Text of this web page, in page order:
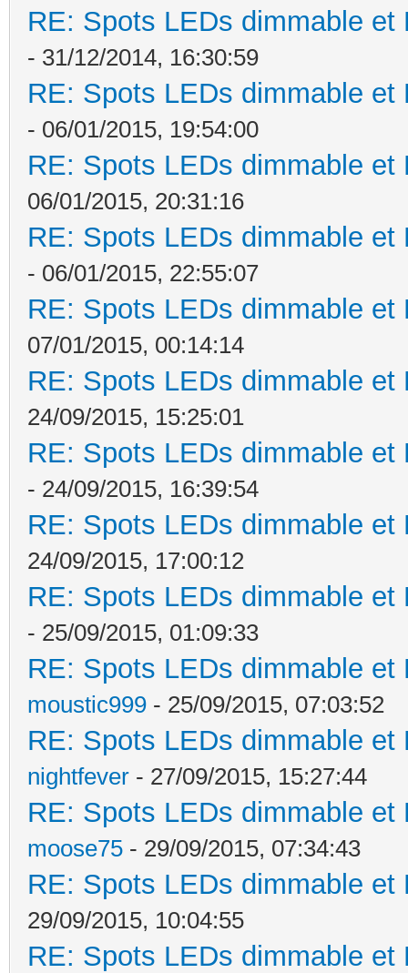
RE: Spots LEDs dimmable
- 31/12/2014, 16:30:59
RE: Spots LEDs dimmable
- 06/01/2015, 19:54:00
RE: Spots LEDs dimmable
06/01/2015, 20:31:16
RE: Spots LEDs dimmable
- 06/01/2015, 22:55:07
RE: Spots LEDs dimmable
07/01/2015, 00:14:14
RE: Spots LEDs dimmable
24/09/2015, 15:25:01
RE: Spots LEDs dimmable
- 24/09/2015, 16:39:54
RE: Spots LEDs dimmable
24/09/2015, 17:00:12
RE: Spots LEDs dimmable
- 25/09/2015, 01:09:33
RE: Spots LEDs dimmable
moustic999 - 25/09/2015, 07:03:52
RE: Spots LEDs dimmable
nightfever - 27/09/2015, 15:27:44
RE: Spots LEDs dimmable
moose75 - 29/09/2015, 07:34:43
RE: Spots LEDs dimmable
29/09/2015, 10:04:55
RE: Spots LEDs dimmable